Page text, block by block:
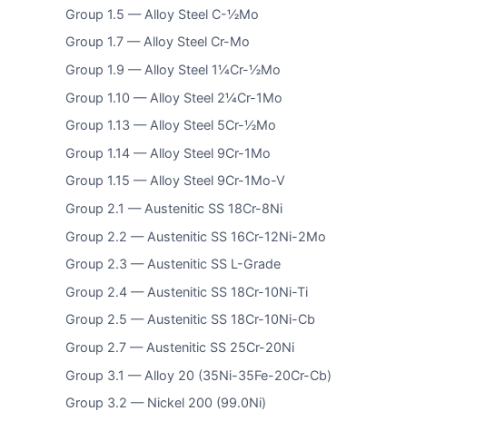
Group 1.5 — Alloy Steel C-½Mo
Group 1.7 — Alloy Steel Cr-Mo
Group 1.9 — Alloy Steel 1¼Cr-½Mo
Group 1.10 — Alloy Steel 2¼Cr-1Mo
Group 1.13 — Alloy Steel 5Cr-½Mo
Group 1.14 — Alloy Steel 9Cr-1Mo
Group 1.15 — Alloy Steel 9Cr-1Mo-V
Group 2.1 — Austenitic SS 18Cr-8Ni
Group 2.2 — Austenitic SS 16Cr-12Ni-2Mo
Group 2.3 — Austenitic SS L-Grade
Group 2.4 — Austenitic SS 18Cr-10Ni-Ti
Group 2.5 — Austenitic SS 18Cr-10Ni-Cb
Group 2.7 — Austenitic SS 25Cr-20Ni
Group 3.1 — Alloy 20 (35Ni-35Fe-20Cr-Cb)
Group 3.2 — Nickel 200 (99.0Ni)